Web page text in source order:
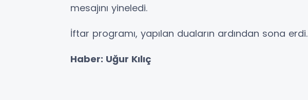
mesajını yineledi.
İftar programı, yapılan duaların ardından sona erdi.
Haber: Uğur Kılıç